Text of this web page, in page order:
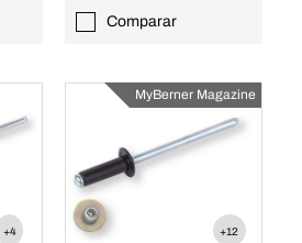
Comparar
+4
MyBerner Magazine
+12